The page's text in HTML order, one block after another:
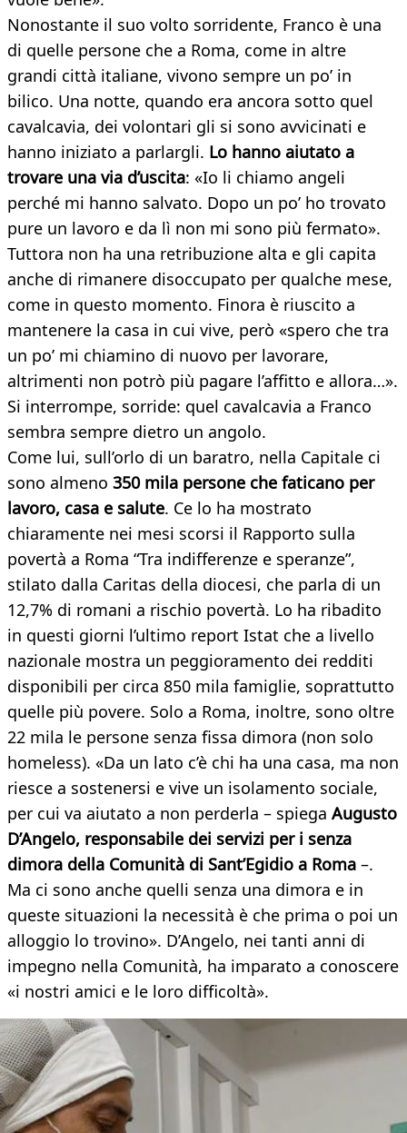
Nonostante il suo volto sorridente, Franco è una
di quelle persone che a Roma, come in altre
grandi città italiane, vivono sempre un po’ in
bilico. Una notte, quando era ancora sotto quel
cavalcavia, dei volontari gli si sono avvicinati e
hanno iniziato a parlargli. Lo hanno aiutato a
trovare una via d’uscita: «Io li chiamo angeli
perché mi hanno salvato. Dopo un po’ ho trovato
pure un lavoro e da lì non mi sono più fermato».
Tuttora non ha una retribuzione alta e gli capita
anche di rimanere disoccupato per qualche mese,
come in questo momento. Finora è riuscito a
mantenere la casa in cui vive, però «spero che tra
un po’ mi chiamino di nuovo per lavorare,
altrimenti non potrò più pagare l’affitto e allora…».
Si interrompe, sorride: quel cavalcavia a Franco
sembra sempre dietro un angolo.
Come lui, sull’orlo di un baratro, nella Capitale ci
sono almeno 350 mila persone che faticano per
lavoro, casa e salute. Ce lo ha mostrato
chiaramente nei mesi scorsi il Rapporto sulla
povertà a Roma “Tra indifferenze e speranze”,
stilato dalla Caritas della diocesi, che parla di un
12,7% di romani a rischio povertà. Lo ha ribadito
in questi giorni l’ultimo report Istat che a livello
nazionale mostra un peggioramento dei redditi
disponibili per circa 850 mila famiglie, soprattutto
quelle più povere. Solo a Roma, inoltre, sono oltre
22 mila le persone senza fissa dimora (non solo
homeless). «Da un lato c’è chi ha una casa, ma non
riesce a sostenersi e vive un isolamento sociale,
per cui va aiutato a non perderla – spiega Augusto
D’Angelo, responsabile dei servizi per i senza
dimora della Comunità di Sant’Egidio a Roma –.
Ma ci sono anche quelli senza una dimora e in
queste situazioni la necessità è che prima o poi un
alloggio lo trovino». D’Angelo, nei tanti anni di
impegno nella Comunità, ha imparato a conoscere
«i nostri amici e le loro difficoltà».